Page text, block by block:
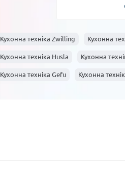
Кухонна техніка Zwilling Кухонна
Кухонна техніка Husla Кухонна
Кухонна техніка Gefu Кухонна